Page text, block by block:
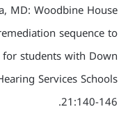
MD: Woodbine House.
sequence to
students with Down
Services Schools
21:140-146.